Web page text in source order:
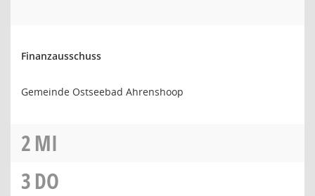
Finanzausschuss
Gemeinde Ostseebad Ahrenshoop
2MI
3DO